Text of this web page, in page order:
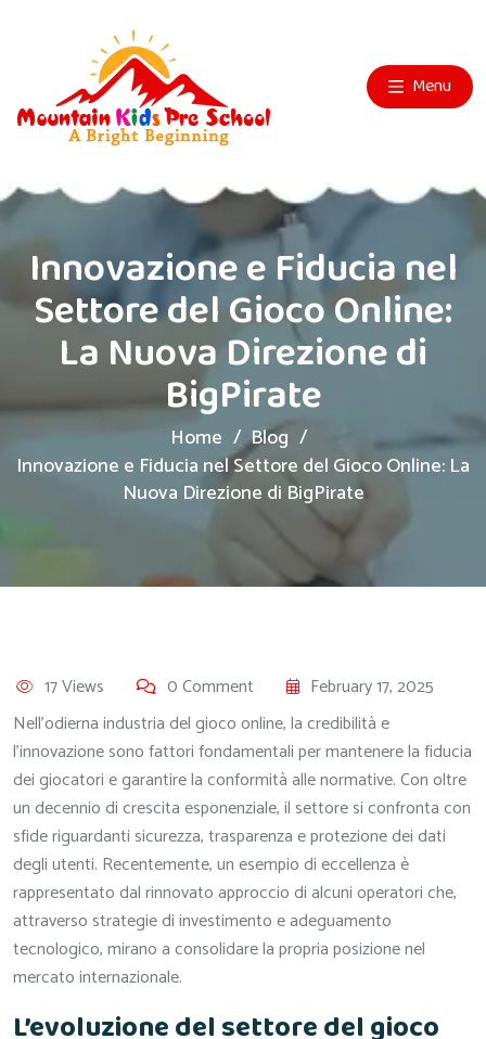
Menu
Innovazione e Fiducia nel
Settore del Gioco Online:
La Nuova Direzione di
BigPirate
Home
Blog
Innovazione e Fiducia nel Settore del Gioco Online: La
Nuova Direzione di BigPirate
17 Views 0 Comment
February 17, 2025
Nell’odierna industria del gioco online, la credibilità e
l’innovazione sono fattori fondamentali per mantenere la fiducia
dei giocatori e garantire la conformità alle normative. Con oltre
un decennio di crescita esponenziale, il settore si confronta con
sfide riguardanti sicurezza, trasparenza e protezione dei dati
degli utenti. Recentemente, un esempio di eccellenza è
rappresentato dal rinnovato approccio di alcuni operatori che,
attraverso strategie di investimento e adeguamento
tecnologico, mirano a consolidare la propria posizione nel
mercato internazionale.
L’evoluzione del settore del gioco